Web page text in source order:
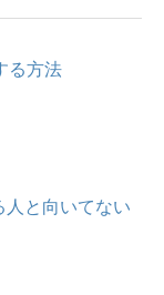
る方法
人と向いてない